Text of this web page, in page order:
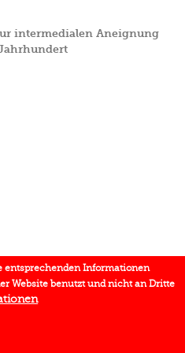
intermedialen Aneignung
entsprechenden Informationen
Website benutzt und nicht an Dritte